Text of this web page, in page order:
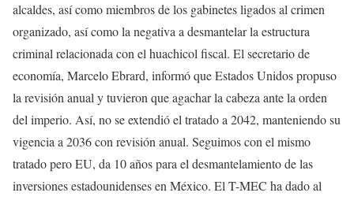
alcaldes, así como miembros de los gabinetes ligados al crimen
organizado, así como la negativa a desmantelar la estructura
criminal relacionada con el huachicol fiscal. El secretario de
economía, Marcelo Ebrard, informó que Estados Unidos propuso
la revisión anual y tuvieron que agachar la cabeza ante la orden
del imperio. Así, no se extendió el tratado a 2042, manteniendo su
vigencia a 2036 con revisión anual. Seguimos con el mismo
tratado pero EU, da 10 años para el desmantelamiento de las
inversiones estadounidenses en México. El T-MEC ha dado al